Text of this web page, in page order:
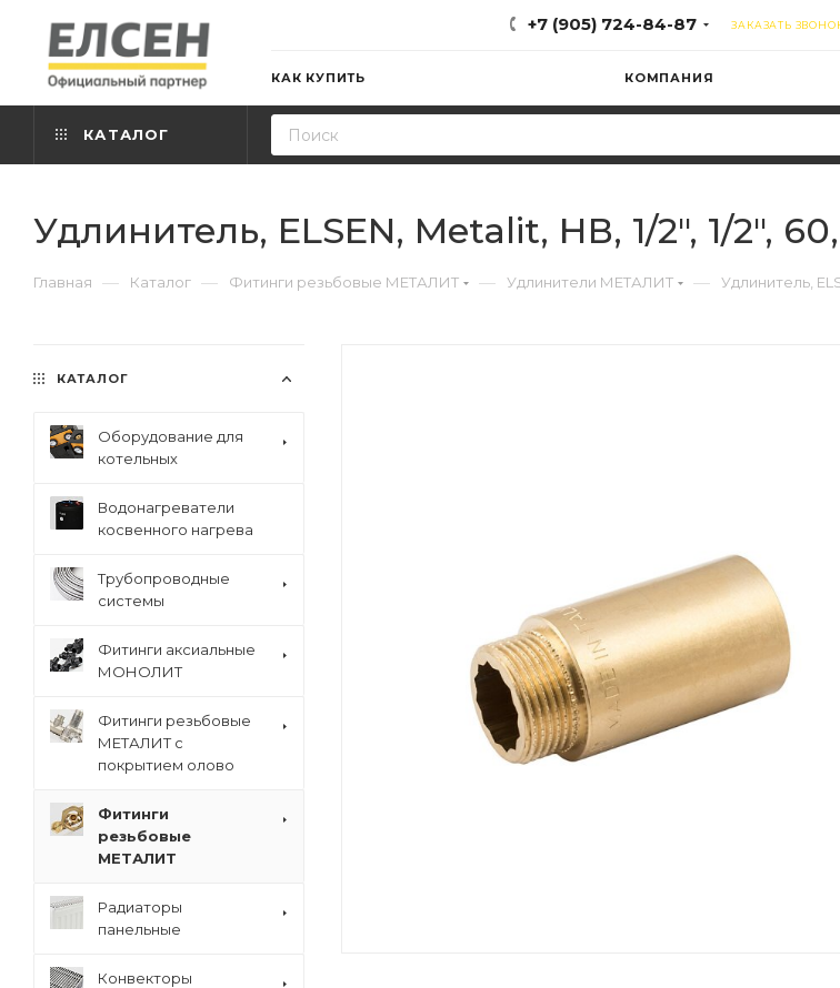
+7 (905) 724-84-87 ЗАКАЗАТЬ
КАК КУПИТЬ КОМПАНИЯ
КАТАЛОГ
Удлинитель, ELSEN, Metalit, НВ, 1/2", 1/2",
Главная — Каталог — Фитинги резьбовые МЕТАЛИТ — Удлинители МЕТАЛИТ — Удлинитель,
КАТАЛОГ
Оборудование для
котельных
Водонагреватели
косвенного нагрева
Трубопроводные
системы
Фитинги аксиальные
МОНОЛИТ
Фитинги резьбовые
МЕТАЛИТ с
покрытием олово
Фитинги
резьбовые
МЕТАЛИТ
Радиаторы
панельные
Конвекторы